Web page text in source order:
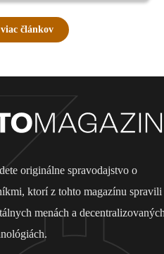
článkov
originálne spravodajstvo o
ktorí z tohto magazínu spravili
menách a